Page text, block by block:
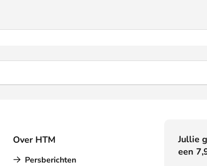
Over HTM
Persberichten
Jullie
een